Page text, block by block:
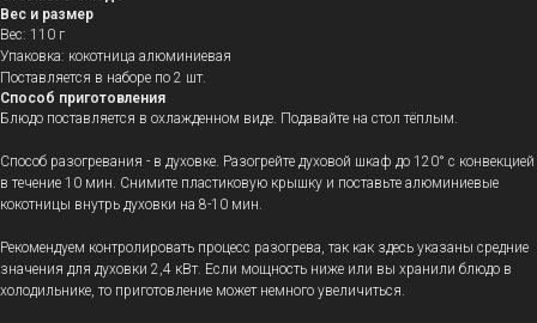
Вес и размер
Вес: 110 г
Упаковка: кокотница алюминиевая
Поставляется в наборе по 2 шт.
Способ приготовления
Блюдо поставляется в охлажденном виде. Подавайте на стол тёплым.
Способ разогревания - в духовке. Разогрейте духовой шкаф до 120° с конвекцией
в течение 10 мин. Снимите пластиковую крышку и поставьте алюминиевые
кокотницы внутрь духовки на 8-10 мин.
Рекомендуем контролировать процесс разогрева, так как здесь указаны средние
значения для духовки 2,4 кВт. Если мощность ниже или вы хранили блюдо в
холодильнике, то приготовление может немного увеличиться.